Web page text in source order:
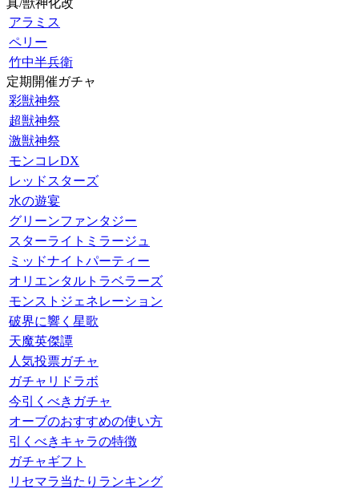
真/獣神化改
アラミス
ペリー
竹中半兵衛
定期開催ガチャ
彩獣神祭
超獣神祭
激獣神祭
モンコレDX
レッドスターズ
水の遊宴
グリーンファンタジー
スターライトミラージュ
ミッドナイトパーティー
オリエンタルトラベラーズ
モンストジェネレーション
破界に響く星歌
天魔英傑譚
人気投票ガチャ
ガチャリドラボ
今引くべきガチャ
オーブのおすすめの使い方
引くべきキャラの特徴
ガチャギフト
リセマラ当たりランキング